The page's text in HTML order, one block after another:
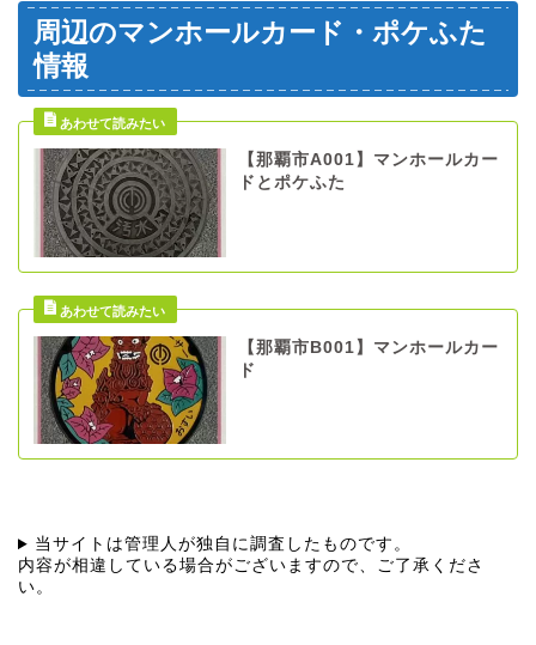
周辺のマンホールカード・ポケふた
情報
【那覇市A001】マンホールカー
ドとポケふた
【那覇市B001】マンホールカー
ド
当サイトは管理人が独自に調査したものです。
内容が相違している場合がございますので、ご了承くださ
い。